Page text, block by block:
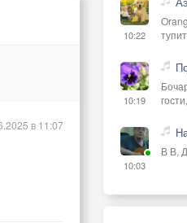
в 11:07
10:22
10:19
10:03
В В,